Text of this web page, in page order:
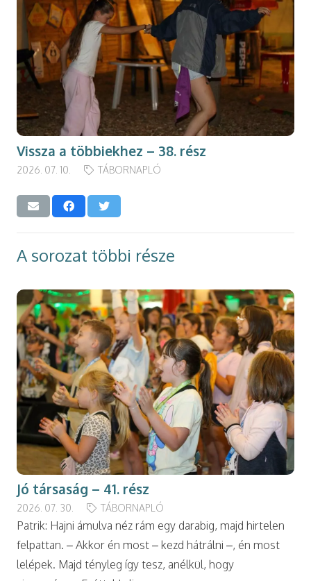
Vissza a többiekhez – 38. rész
2026. 07. 10. TÁBORNAPLÓ
A sorozat többi része
Jó társaság – 41. rész
2026. 07. 30. TÁBORNAPLÓ
Patrik: Hajni ámulva néz rám egy darabig, majd hirtelen
felpattan. – Akkor én most – kezd hátrálni –, én most
lelépek. Majd tényleg így tesz, anélkül, hogy